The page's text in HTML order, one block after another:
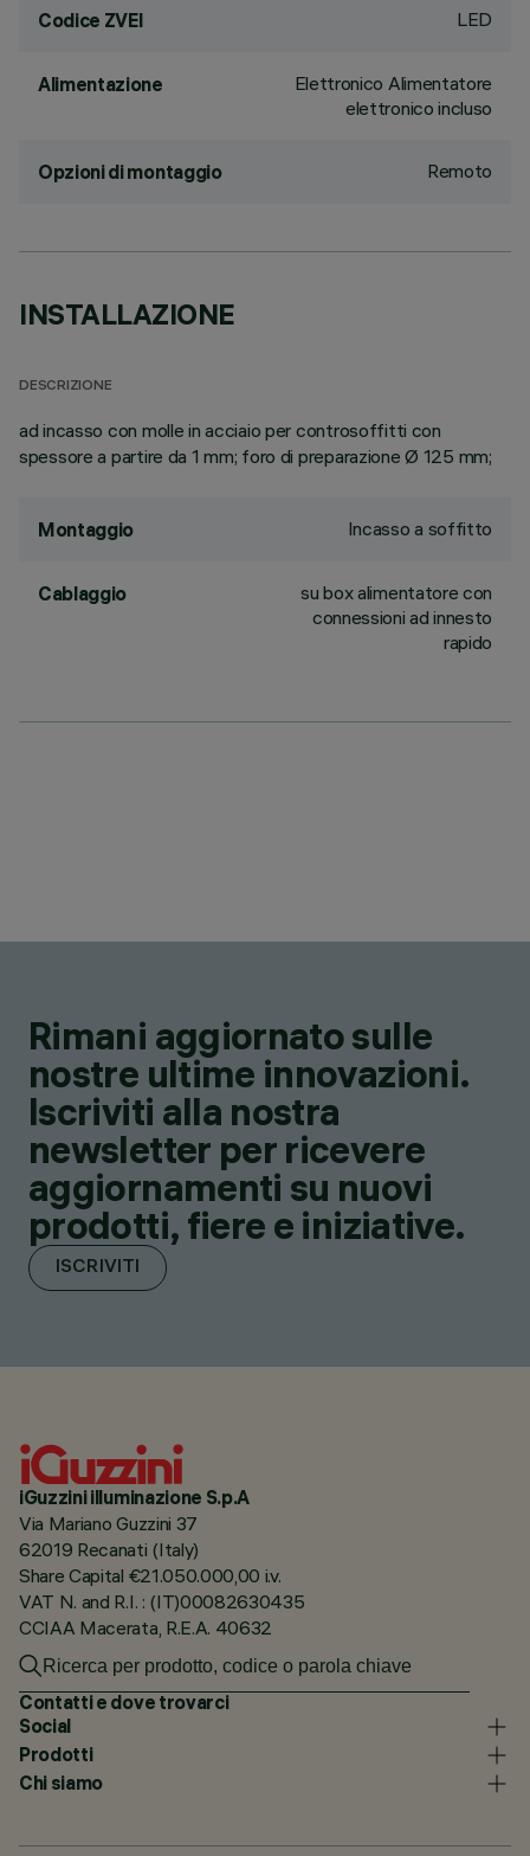
Codice ZVEI LED
Alimentazione
Elettronico Alimentatore
elettronico incluso
Opzioni di montaggio Remoto
INSTALLAZIONE
DESCRIZIONE
ad incasso con molle in acciaio per controsoffitti con
spessore a partire da 1 mm; foro di preparazione Ø 125 mm;
Montaggio Incasso a soffitto
Cablaggio
su box alimentatore con
connessioni ad innesto
rapido
Rimani aggiornato sulle
nostre ultime innovazioni.
Iscriviti alla nostra
newsletter per ricevere
aggiornamenti su nuovi
prodotti, fiere e iniziative.
ISCRIVITI
iGuzzini illuminazione S.p.A
Via Mariano Guzzini 37
62019 Recanati (Italy)
Share Capital €21.050.000,00 i.v.
VAT N. and R.I. : (IT)00082630435
CCIAA Macerata, R.E.A. 40632
Contatti e dove trovarci
Social
Prodotti
Chi siamo